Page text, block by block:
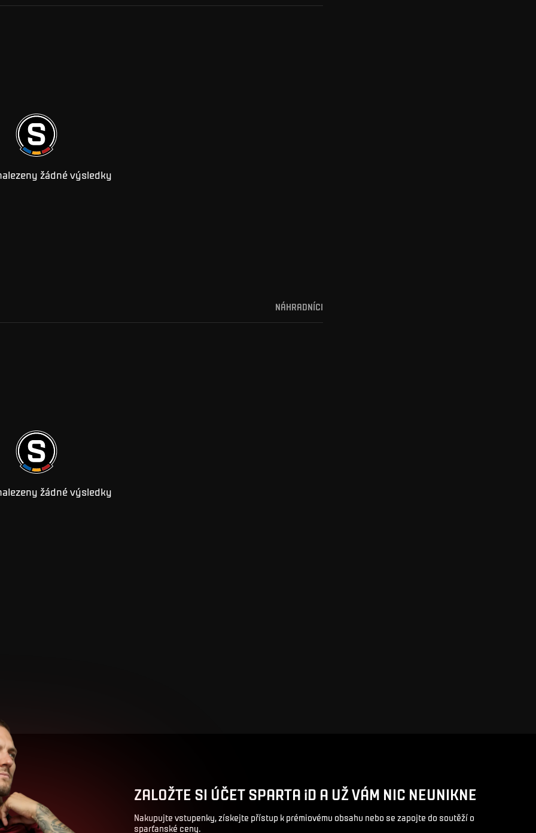
žádné výsledky
NÁHRADNÍCI
žádné výsledky
ZALOŽTE SI ÚČET SPARTA iD A UŽ VÁM NIC NEUNIKNE
Nakupujte vstupenky, získejte přístup k prémiovému obsahu nebo se zapojte do soutěží o
sparťanské ceny.